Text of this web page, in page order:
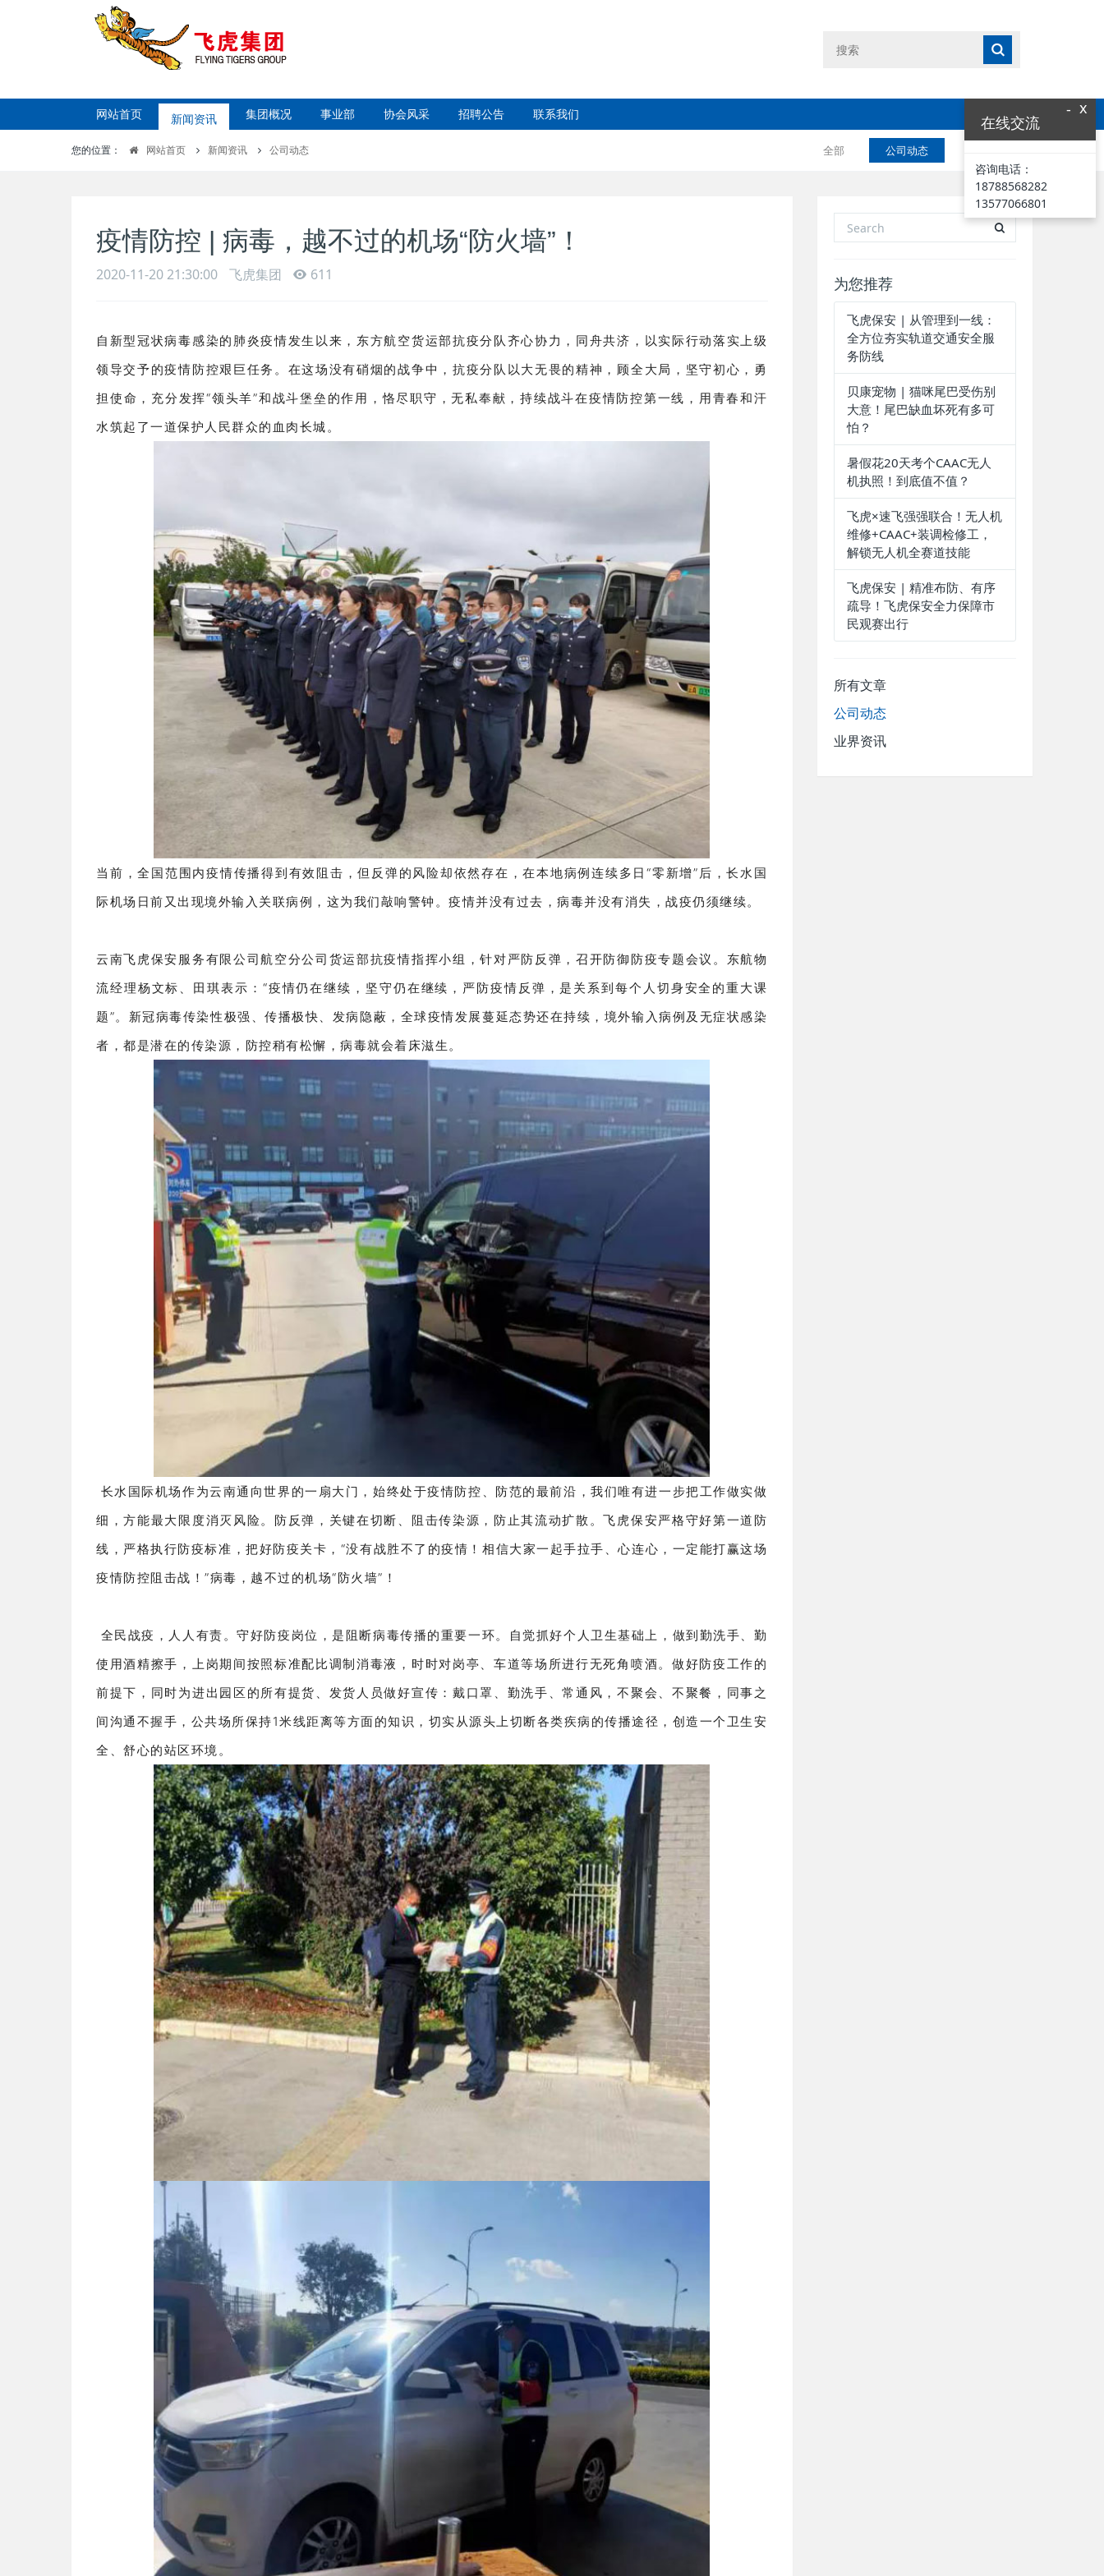
网站首页 新闻资讯 集团概况 事业部 协会风采 招聘公告 联系我们
您的位置： 网站首页 新闻资讯 公司动态 全部 公司动态
疫情防控 | 病毒，越不过的机场“防火墙”！
2020-11-20 21:30:00 飞虎集团 611
自新型冠状病毒感染的肺炎疫情发生以来，东方航空货运部抗疫分队齐心协力，同舟共济，以实际行动落实上级
领导交予的疫情防控艰巨任务。在这场没有硝烟的战争中，抗疫分队以大无畏的精神，顾全大局，坚守初心，勇
担使命，充分发挥“领头羊”和战斗堡垒的作用，恪尽职守，无私奉献，持续战斗在疫情防控第一线，用青春和汗
水筑起了一道保护人民群众的血肉长城。
当前，全国范围内疫情传播得到有效阻击，但反弹的风险却依然存在，在本地病例连续多日“零新增”后，长水国
际机场日前又出现境外输入关联病例，这为我们敲响警钟。疫情并没有过去，病毒并没有消失，战疫仍须继续。
云南飞虎保安服务有限公司航空分公司货运部抗疫情指挥小组，针对严防反弹，召开防御防疫专题会议。东航物
流经理杨文标、田琪表示：“疫情仍在继续，坚守仍在继续，严防疫情反弹，是关系到每个人切身安全的重大课
题”。新冠病毒传染性极强、传播极快、发病隐蔽，全球疫情发展蔓延态势还在持续，境外输入病例及无症状感染
者，都是潜在的传染源，防控稍有松懈，病毒就会着床滋生。
长水国际机场作为云南通向世界的一扇大门，始终处于疫情防控、防范的最前沿，我们唯有进一步把工作做实做
细，方能最大限度消灭风险。防反弹，关键在切断、阻击传染源，防止其流动扩散。飞虎保安严格守好第一道防
线，严格执行防疫标准，把好防疫关卡，“没有战胜不了的疫情！相信大家一起手拉手、心连心，一定能打赢这场
疫情防控阻击战！”病毒，越不过的机场“防火墙”！
全民战疫，人人有责。守好防疫岗位，是阻断病毒传播的重要一环。自觉抓好个人卫生基础上，做到勤洗手、勤
使用酒精擦手，上岗期间按照标准配比调制消毒液，时时对岗亭、车道等场所进行无死角喷酒。做好防疫工作的
前提下，同时为进出园区的所有提货、发货人员做好宣传：戴口罩、勤洗手、常通风，不聚会、不聚餐，同事之
间沟通不握手，公共场所保持1米线距离等方面的知识，切实从源头上切断各类疾病的传播途径，创造一个卫生安
全、舒心的站区环境。
为您推荐
飞虎保安 | 从管理到一线：
全方位夯实轨道交通安全服
务防线
贝康宠物 | 猫咪尾巴受伤别
大意！尾巴缺血坏死有多可
怕？
暑假花20天考个CAAC无人
机执照！到底值不值？
飞虎×速飞强强联合！无人机
维修+CAAC+装调检修工，
解锁无人机全赛道技能
飞虎保安 | 精准布防、有序
疏导！飞虎保安全力保障市
民观赛出行
所有文章
公司动态
业界资讯
x
-
在线交流
咨询电话：
18788568282
13577066801